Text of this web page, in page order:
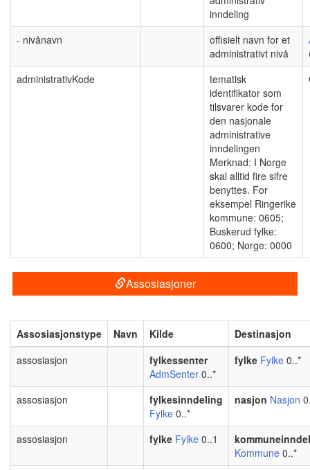
inndeling
- nivånavn
offisielt navn for et
administrativt nivå
administrativKode
tematisk
identifikator som
tilsvarer kode for
den nasjonale
administrative
inndelingen
Merknad: I Norge
skal alltid fire sifre
benyttes. For
eksempel Ringerike
kommune: 0605;
Buskerud fylke:
0600; Norge: 0000
Assosiasjoner
Assosiasjonstype Navn Kilde
Destinasjon
assosiasjon
fylkessenter
AdmSenter 0..*
fylke Fylke 0..*
assosiasjon
fylkesinndeling
Fylke 0..*
nasjon Nasjon
assosiasjon fylke Fylke 0..1
Kommune 0..*